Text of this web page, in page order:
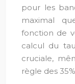
pour les
maximal
fonction de
calcul du
cruciale,
règle des